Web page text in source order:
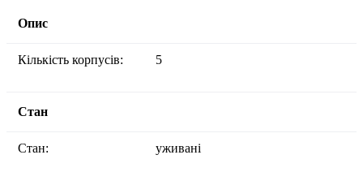
Опис
Кількість корпусів: 5
Стан
Стан: уживані